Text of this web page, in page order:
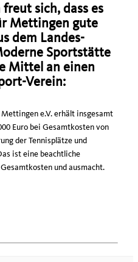
sich, dass es
Mettingen gute
dem Landes-
Sportstätte
Mittel an einen
Verein:
e.V. erhält insgesamt
Euro bei Gesamtkosten von
der Tennisplätze und
ist eine beachtliche
und ausmacht.